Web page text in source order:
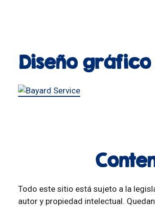
Diseño
Todo este sitio está sujeto a la
autor y propiedad intelectual.